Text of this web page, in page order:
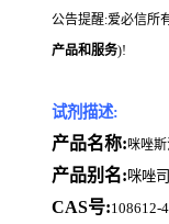
公告提醒:爱必信所
产品和服务)!
试剂描述:
产品名称:咪唑
产品别名:咪唑
CAS号:108612-